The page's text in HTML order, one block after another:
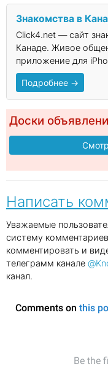
Знакомства в
Click4.net — сайт
Канаде. Живое
приложение для
Подробнее →
Доски
Написать
Уважаемые
систему
комментировать и
телеграмм канале
канал.